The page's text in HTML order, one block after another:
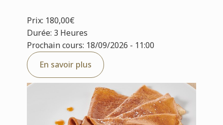
Prix: 180,00€
Durée: 3 Heures
Prochain cours: 18/09/2026 - 11:00
En savoir plus